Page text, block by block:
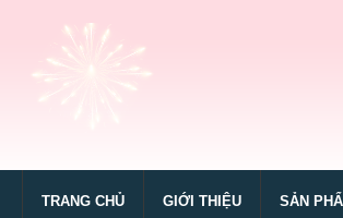
TRANG CHỦ GIỚI THIỆU SẢN